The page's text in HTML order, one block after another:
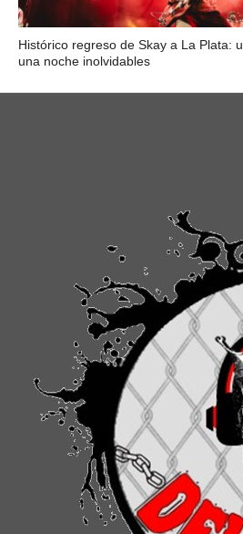
Histórico regreso de Skay a La Plata:
una noche inolvidables